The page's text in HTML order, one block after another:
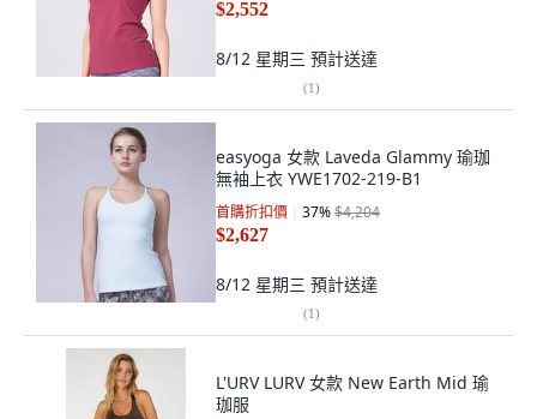
$2,552
8/12 星期三 預計送達
(1)
easyoga 女款 Laveda Glammy 瑜珈
無袖上衣 YWE1702-219-B1
首購折扣價 37%$4,204
$2,627
8/12 星期三 預計送達
(1)
L'URV LURV 女款 New Earth Mid 瑜
珈服